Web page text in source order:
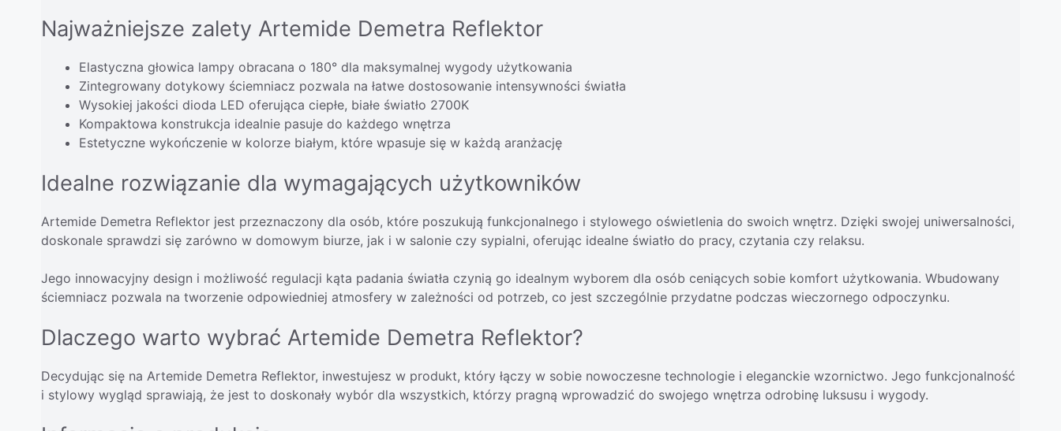
Najważniejsze zalety Artemide Demetra Reflektor
Elastyczna głowica lampy obracana o 180° dla maksymalnej wygody użytkowania
Zintegrowany dotykowy ściemniacz pozwala na łatwe dostosowanie intensywności światła
Wysokiej jakości dioda LED oferująca ciepłe, białe światło 2700K
Kompaktowa konstrukcja idealnie pasuje do każdego wnętrza
Estetyczne wykończenie w kolorze białym, które wpasuje się w każdą aranżację
Idealne rozwiązanie dla wymagających użytkowników
Artemide Demetra Reflektor jest przeznaczony dla osób, które poszukują funkcjonalnego i stylowego oświetlenia do swoich wnętrz. Dzięki swojej uniwersalności,
doskonale sprawdzi się zarówno w domowym biurze, jak i w salonie czy sypialni, oferując idealne światło do pracy, czytania czy relaksu.
Jego innowacyjny design i możliwość regulacji kąta padania światła czynią go idealnym wyborem dla osób ceniących sobie komfort użytkowania. Wbudowany
ściemniacz pozwala na tworzenie odpowiedniej atmosfery w zależności od potrzeb, co jest szczególnie przydatne podczas wieczornego odpoczynku.
Dlaczego warto wybrać Artemide Demetra Reflektor?
Decydując się na Artemide Demetra Reflektor, inwestujesz w produkt, który łączy w sobie nowoczesne technologie i eleganckie wzornictwo. Jego funkcjonalność
i stylowy wygląd sprawiają, że jest to doskonały wybór dla wszystkich, którzy pragną wprowadzić do swojego wnętrza odrobinę luksusu i wygody.